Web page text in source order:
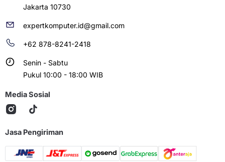
Jakarta 10730
expertkomputer.id@gmail.com
+62 878-8241-2418
Senin - Sabtu
Pukul 10:00 - 18:00 WIB
Media Sosial
Jasa Pengiriman